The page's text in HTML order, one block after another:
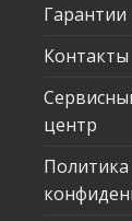
Гарантии
Контакты
центр
Политика